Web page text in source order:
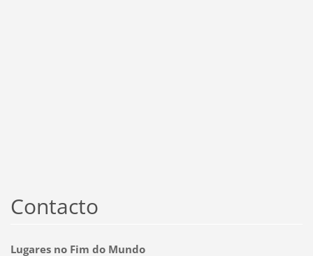
Contacto
Lugares no Fim do Mundo